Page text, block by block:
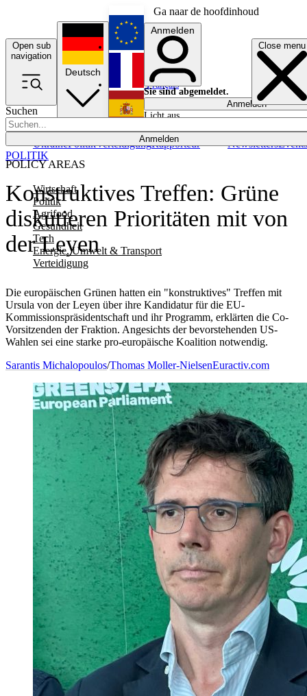
Ga naar de hoofdinhoud
Open sub
navigation
Close menu
Suchen
Anmelden
POLICY AREAS
Wirtschaft
Politik
Agrifood
Gesundheit
Tech
Energie, Umwelt & Transport
Verteidigung
UkrainePolitikVerteidigungRapporteur NewslettersEvents
Deutsch
English
Français
Anmelden
Sie sind abgemeldet.
Anmelden
Licht aus
Konstruktives Treffen: Grüne
diskutieren Prioritäten mit von
der Leyen
Die europäischen Grünen hatten ein "konstruktives" Treffen mit
Ursula von der Leyen über ihre Kandidatur für die EU-
Kommissionspräsidentschaft und ihr Programm, erklärten die Co-
Vorsitzenden der Fraktion. Angesichts der bevorstehenden US-
Wahlen sei eine starke pro-europäische Koalition notwendig.
POLITIK
Sarantis Michalopoulos/Thomas Moller-NielsenEuractiv.com